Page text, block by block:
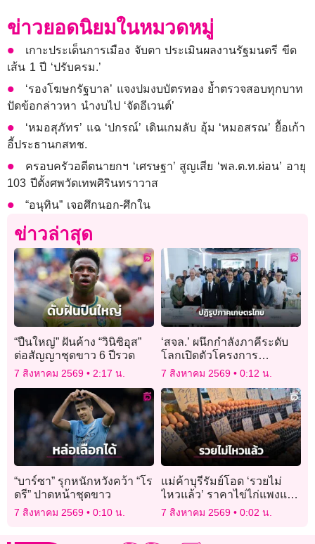
ข่าวยอดนิยมในหมวดหมู่
เกาะประเด็นการเมือง จับตา ประเมินผลงานรัฐมนตรี ขีด
เส้น 1 ปี ‘ปรับครม.’
‘รองโฆษกรัฐบาล’ แจงปมงบบัตรทอง ย้ำตรวจสอบทุกบาท
ปัดข้อกล่าวหา นำงบไป ‘จัดอีเวนต์’
‘หมอสุภัทร’ แฉ ‘ปกรณ์’ เดินเกมลับ อุ้ม ‘หมอสรณ’ ยื้อเก้า
อี้ประธานกสทช.
ครอบครัวอดีตนายกฯ ‘เศรษฐา’ สูญเสีย ‘พล.ต.ท.ผ่อน’ อายุ
103 ปีตั้งศพวัดเทพศิรินทราวาส
“อนุทิน” เจอศึกนอก-ศึกใน
ข่าวล่าสุด
“ปืนใหญ่” ฝันค้าง “วินิซิอุส”
ต่อสัญญาชุดขาว 6 ปีรวด
7 สิงหาคม 2569 2:17 น.
‘สจล.’ ผนึกกำลังภาคีระดับ
โลกเปิดตัวโครงการ
“Farming Future, Together”
7 สิงหาคม 2569 0:12 น.
“บาร์ซา” รุกหนักหวังคว้า “โร
ดรี” ปาดหน้าชุดขาว
7 สิงหาคม 2569 0:10 น.
แม่ค้าบุรีรัมย์โอด ‘รวยไม่
ไหวแล้ว’ ราคาไข่ไก่แพงแตะ
ฟองละ 4 บาท
7 สิงหาคม 2569 0:02 น.